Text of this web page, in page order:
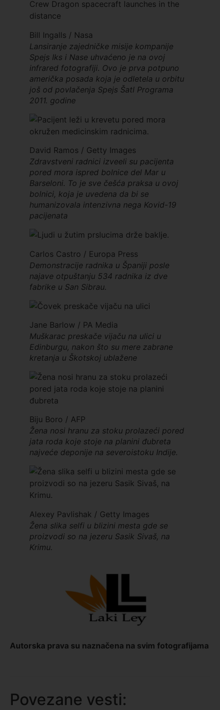
Bill Ingalls / Nasa
Lansiranje zajedničke misije kompanije
Spejs Iks i Nase uhvaćeno je na ovoj
infrared fotografiji. Ovo je prva potpuno
američka posada koja je odletela u orbitu
još od povlačenja Spejs Šatl Programa
2011. godine
David Ramos / Getty Images
Zdravstveni radnici izveeli su pacijenta
pored mora ispred bolnice del Mar u
Barseloni. To je sve češća praksa u ovoj
bolnici, koja je uvedena da bi se
humanizovala intenzivna nega Kovid-19
pacijenata
Carlos Castro / Europa Press
Demonstracije radnika u Španiji posle
najave otpuštanju 534 radnika iz dve
fabrike u San Sibrau.
Jane Barlow / PA Media
Muškarac preskače vijaču na ulici u
Edinburgu, nakon što su mere zabrane
kretanja u Škotskoj ublažene
Biju Boro / AFP
Žena nosi hranu za stoku prolazeći pored
jata roda koje stoje na planini đubreta
najveće deponije na severoistoku Indije.
Alexey Pavlishak / Getty Images
Žena slika selfi u blizini mesta gde se
proizvodi so na jezeru Sasik Sivaš, na
Krimu.
Autorska prava su naznačena na svim fotografijama
Povezane vesti: